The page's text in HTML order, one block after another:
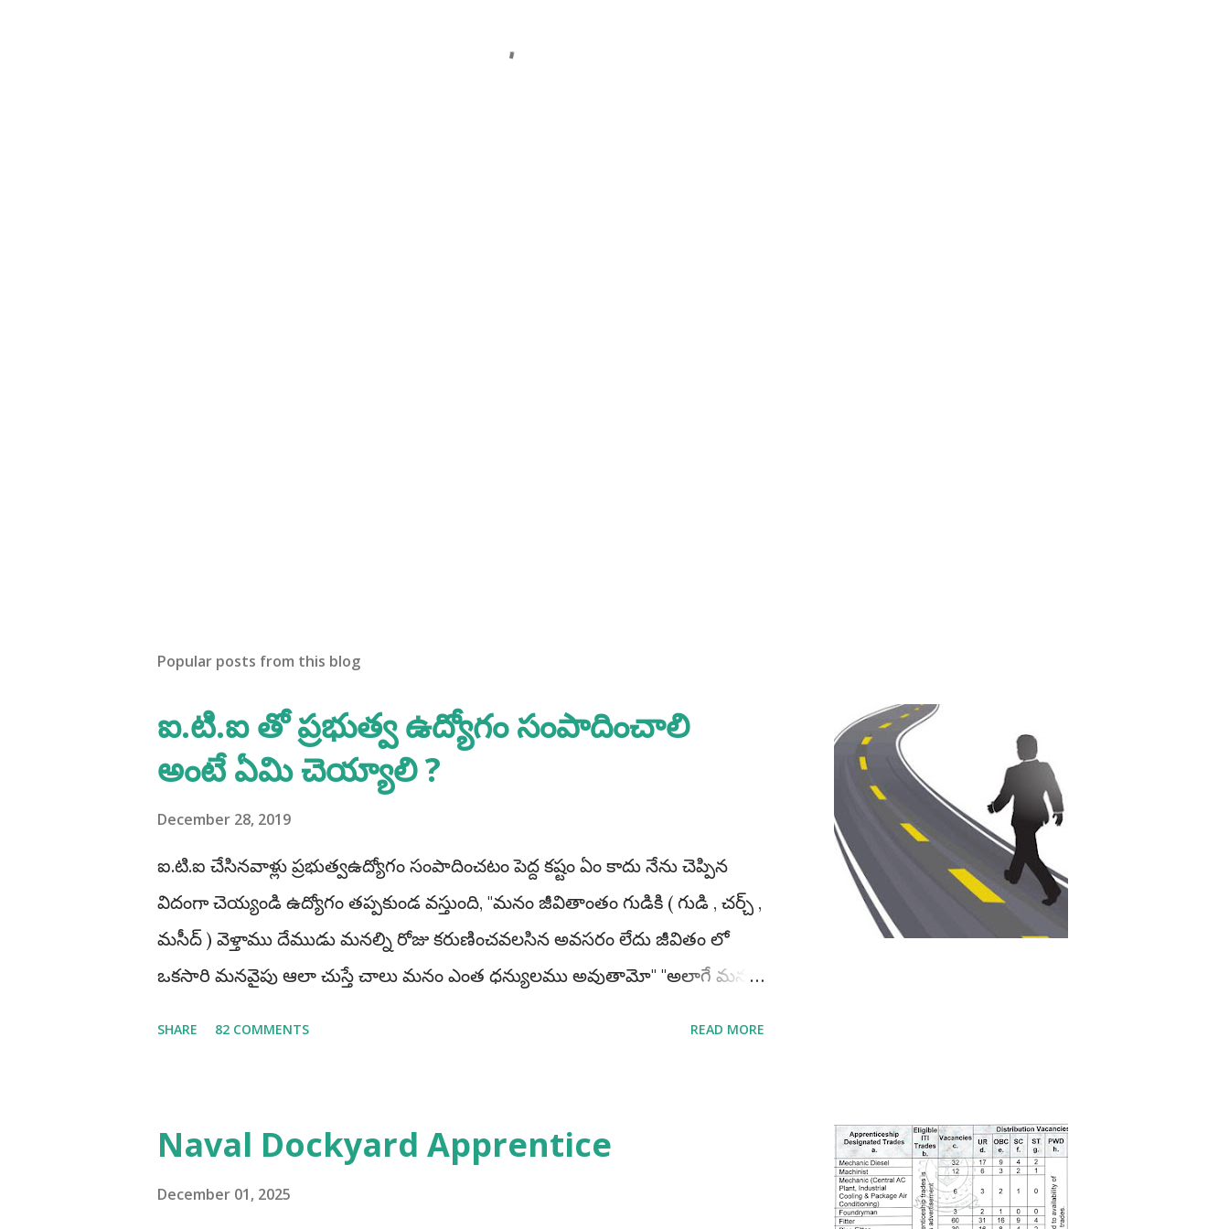
Popular posts from this blog
ఐ.టి.ఐ తో ప్రభుత్వ ఉద్యోగం సంపాదించాలి
అంటే ఏమి చెయ్యాలి ?
December 28, 2019
ఐ.టి.ఐ చేసినవాళ్లు ప్రభుత్వఉద్యోగం సంపాదించటం పెద్ద కష్టం ఏం కాదు నేను చెప్పిన
విదంగా చెయ్యండి ఉద్యోగం తప్పకుండ వస్తుంది, "మనం జీవితాంతం గుడికి ( గుడి , చర్చ్ ,
మసీద్ ) వెళ్తాము దేముడు మనల్ని రోజు కరుణించవలసిన అవసరం లేదు జీవితం లో
ఒకసారి మనవైపు ఆలా చుస్తే చాలు మనం ఎంత ధన్యులము అవుతామో" "అలాగే మనం
అప్లై చేస్తాను ఇక మిగతావి చెయ్యను అంటేయ్ మీకు ఉద్యోగమొచ్చే అవకాశములు 90%
తగ్గిపోతాయి. అదే మీరు భారతదేశం మొత్తం నాదే అనే పరీక్షా రాయండి తప్పకుండ 90%
SHARE 82 COMMENTS READ MORE
Naval Dockyard Apprentice
December 01, 2025